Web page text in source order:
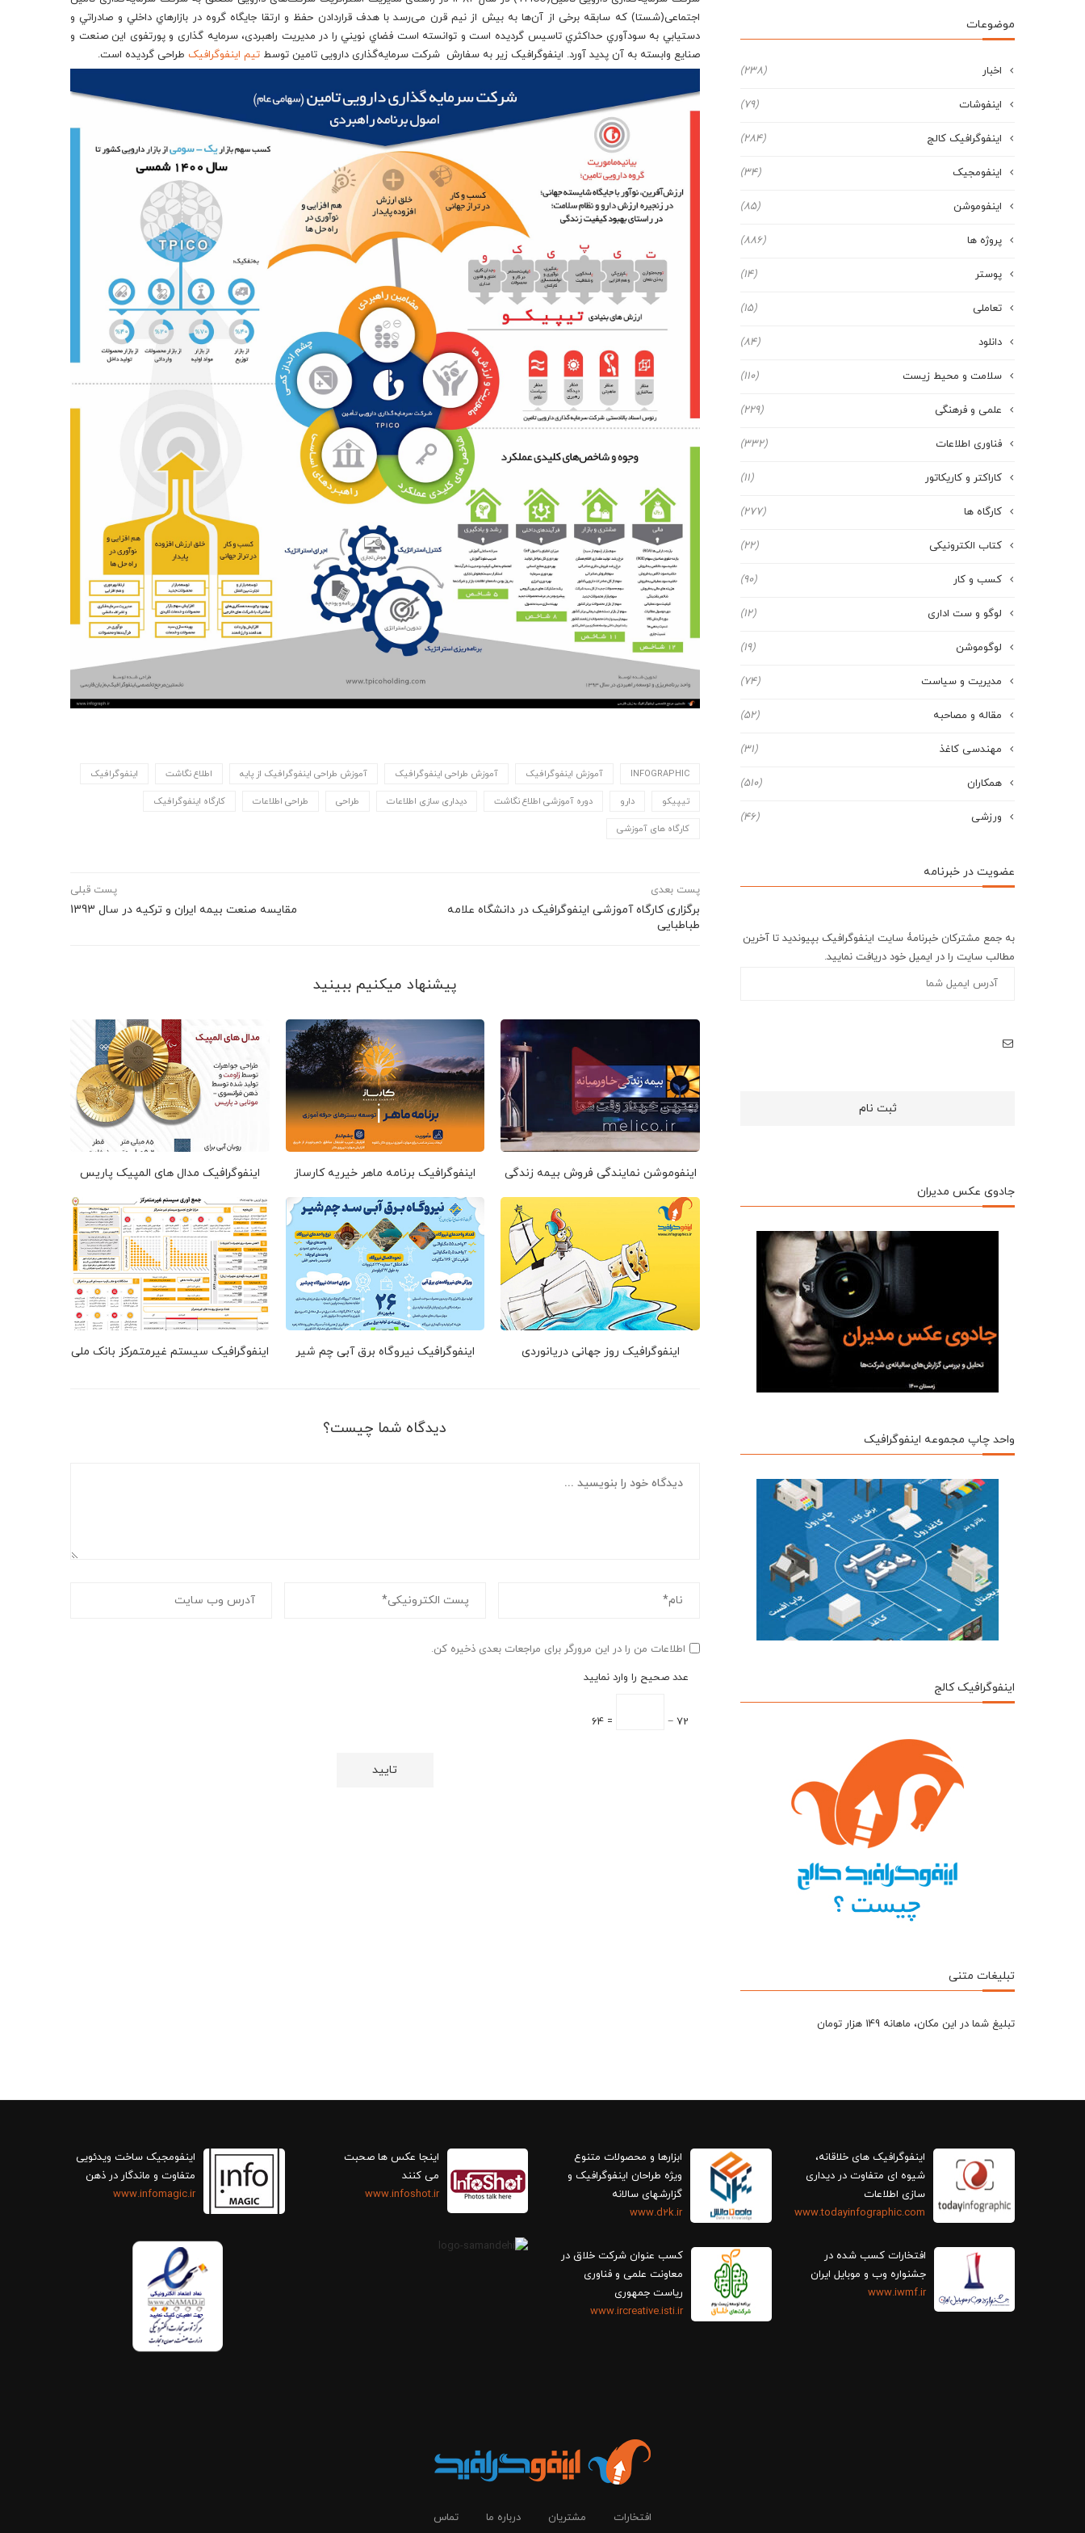
اجتماعی(شستا) که سابقه برخی از آن‌ها به بیش از نیم قرن می‌رسد با هدف قراردادن حفظ و ارتقا جايگاه گروه در بازارهاي داخلي و صادراتي و
دستيابي به سودآوري حداكثري تاسیس گردیده است و توانسته است فضاي نويني را در مديريت راهبردی، سرمایه گذاری و پورتفوی این صنعت و
صنایع وابسته به آن پديد آورد. اینفوگرافیک زیر به سفارش شرکت سرمایه‌گذاری دارویی تامین توسطتیم اینفوگرافیک طراحی گردیده است.
INFOGRAPHIC آموزش اینفوگرافیک آموزش طراحی اینفوگرافیک آموزش طراحی اینفوگرافیک از پایه اطلاع نگاشت اینفوگرافیک
تیپیکو دارو دوره آموزشی اطلاع نگاشت دیداری سازی اطلاعات طراحی طراحی اطلاعات کارگاه اینفوگرافیک
کارگاه های آموزشی
پست قبلی
مقایسه صنعت بیمه ایران و ترکیه در سال 1393
پست بعدی
برگزاری کارگاه آموزشی اینفوگرافیک در دانشگاه علامه
طباطبایی
پیشنهاد می‎کنیم ببینید
اینفوگرافیک مدال های المپیک پاریس اینفوگرافیک برنامه ماهر خیریه کارساز اینفوموشن نمایندگی فروش بیمه زندگی
اینفوگرافیک سیستم غیرمتمرکز بانک ملی اینفوگرافیک نیروگاه برق آبی چم شیر اینفوگرافیک روز جهانی دریانوردی
دیدگاه شما چیست؟
اطلاعات من را در این مرورگر برای مراجعات بعدی ذخیره کن.
عدد صحیح را وارد نمایید
72 −
= 64
موضوعات
اخبار (238)
اینفوشات (79)
اینفوگرافیک کالج (284)
اینفومجیک (34)
اینفوموشن (85)
پروژه ها (886)
پوستر (14)
تعاملی (15)
دانلود (84)
سلامت و محیط زیست (110)
علمی و فرهنگی (229)
فناوری اطلاعات (332)
کاراکتر و کاریکاتور (11)
کارگاه ها (277)
کتاب الکترونیکی (22)
کسب و کار (90)
لوگو و ست اداری (12)
لوگوموشن (19)
مدیریت و سیاست (74)
مقاله و مصاحبه (52)
مهندسی کاغذ (31)
همکاران (510)
ورزشی (46)
عضویت در خبرنامه
به جمع مشترکان خبرنامۀ سایت اینفوگرافیک بپیوندید تا آخرین
مطالب سایت را در ایمیل خود دریافت نمایید.
جادوی عکس مدیران
واحد چاپ مجموعه اینفوگرافیک
اینفوگرافیک کالج
تبلیغات متنی
تبلیغ شما در این مکان، ماهانه 149 هزار تومان
اینفوگرافیک های خلاقانه،
سازی اطلاعات
www.todayinfographic.com
افتخارات کسب شده در
جشنواره وب و موبایل ایران
www.iwmf.ir
ابزارها و محصولات متنوع
ویژه طراحان اینفوگرافیک و
گزارش‎های سالانه
www.d2k.ir
کسب عنوان شرکت خلاق در
معاونت علمی و فناوری
ریاست جمهوری
www.ircreative.isti.ir
اینجا عکس ها صحبت
می کنند
www.infoshot.ir
اینفومجیک ساخت ویدئویی
متفاوت و ماندگار در ذهن
www.infomagic.ir
افتخارات مشتریان درباره ما تماس